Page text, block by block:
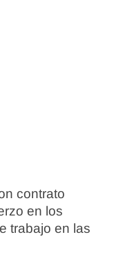
contrato
en los
trabajo en las